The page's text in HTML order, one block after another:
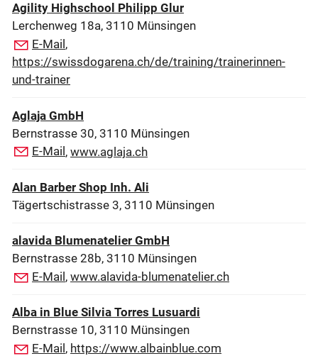
Agility Highschool Philipp Glur
Lerchenweg 18a, 3110 Münsingen
E-Mail,
https://swissdogarena.ch/de/training/trainerinnen-
und-trainer
Aglaja GmbH
Bernstrasse 30, 3110 Münsingen
E-Mail , www.aglaja.ch
Alan Barber Shop Inh. Ali
Tägertschistrasse 3, 3110 Münsingen
alavida Blumenatelier GmbH
Bernstrasse 28b, 3110 Münsingen
E-Mail, www.alavida-blumenatelier.ch
Alba in Blue Silvia Torres Lusuardi
Bernstrasse 10, 3110 Münsingen
E-Mail, https://www.albainblue.com